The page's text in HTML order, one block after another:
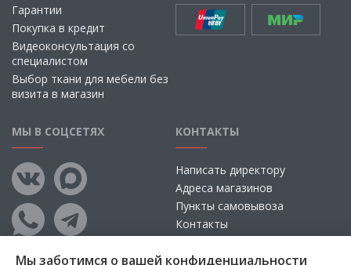
Гарантии
Покупка в кредит
Видеоконсультация со
специалистом
Выбор ткани для мебели без
визита в магазин
МЫ В СОЦСЕТЯХ КОНТАКТЫ
Написать директору
Адреса магазинов
Пункты самовывоза
Контакты
Мы заботимся о вашей конфиденциальности